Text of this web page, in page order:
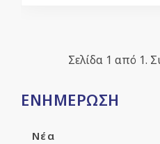
Σελίδα 1 από 1.
ΕΝΗΜΕΡΩΣΗ
Νέα